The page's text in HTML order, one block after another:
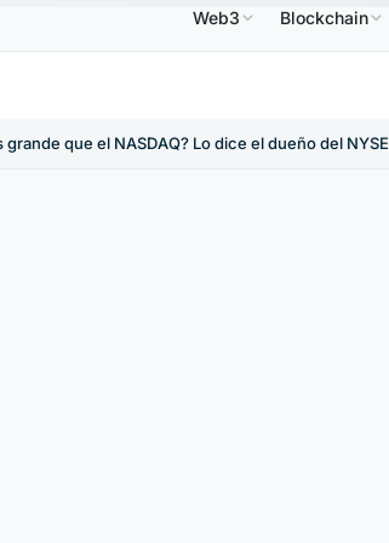
↑0.00% BNB BNB586,64 US$
Web3 Blockchain
que el NASDAQ? Lo dice el dueño del NYSE